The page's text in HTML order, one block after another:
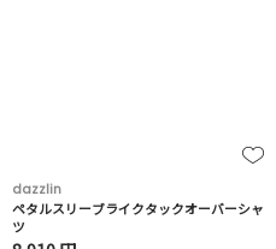
dazzlin
ペタルスリーブライクタックオーバーシャ
ツ